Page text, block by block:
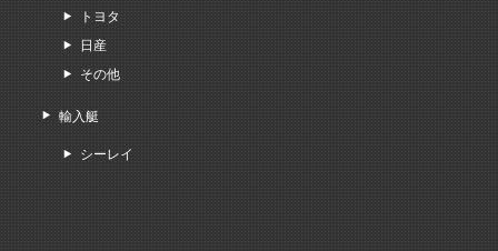
トヨタ
日産
その他
輸入艇
シーレイ